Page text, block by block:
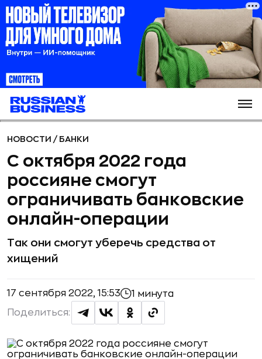
НОВОСТИ / БАНКИ
С октября 2022 года
россияне смогут
ограничивать банковские
онлайн-операции
Так они смогут уберечь средства от
хищений
17 сентября 2022, 15:53 1 минута
Поделиться: